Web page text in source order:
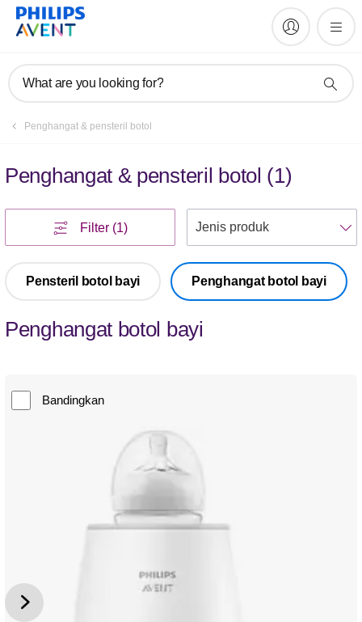
What are you looking for?
Penghangat & pensteril botol
Penghangat & pensteril botol (1)
Filter (1)
Pensteril botol bayi Penghangat botol bayi
Penghangat botol bayi
Bandingkan